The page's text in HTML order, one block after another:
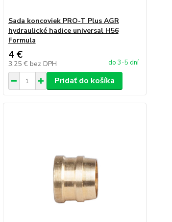
Sada koncoviek PRO-T Plus AGR
hydraulické hadice universal H56
Formula
4 €
3,25 € bez DPH do 3-5 dní
Pridať do košíka